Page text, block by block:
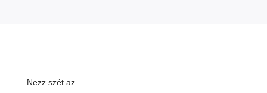
Nezz szét az